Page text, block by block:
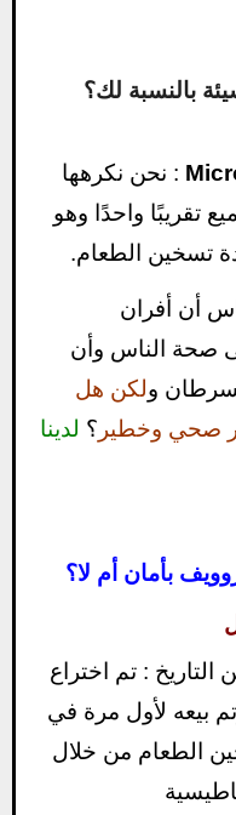
بالنسبة لك؟
: نحن نكرهها
تقريبًا واحدًا وهو
تسخين الطعام.
أن أفران
صحة الناس وأن
ولكن هل
صحي وخطير ؟ لدينا
بأمان أم لا؟
التاريخ : تم اختراع
في عام 1940 وتم بيعه لأول مرة في
الطعام من خلال